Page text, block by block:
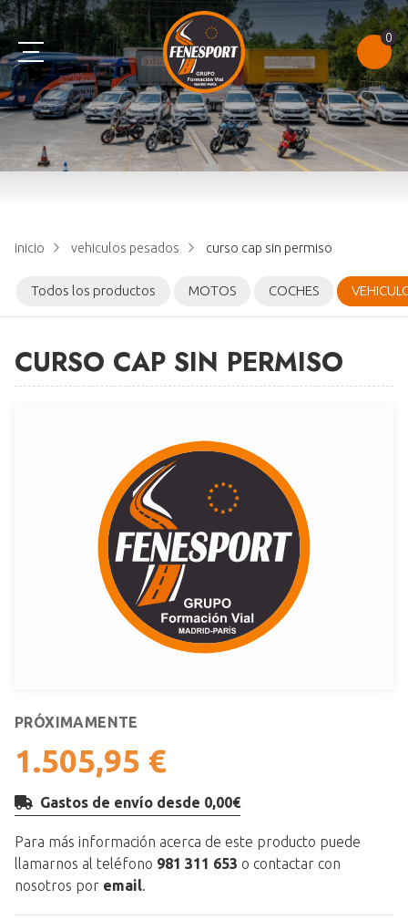
AM
B
C
TEST
0
inicio vehiculos pesados curso cap sin permiso
Todos los productos MOTOS COCHES
CURSO CAP SIN PERMISO
PRÓXIMAMENTE
1.505,95 €
Gastos de envío desde 0,00€
Para más información acerca de este producto puede
llamarnos al teléfono 981 311 653 o contactar con
nosotros por email.